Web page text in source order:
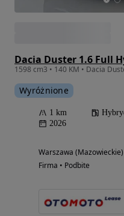
Dacia Duster 1.6 Full
1598 cm3 • 140 KM • Dacia
Wyróżnione
1 km
2026
Warszawa (Mazowieckie)
Firma • Podbite